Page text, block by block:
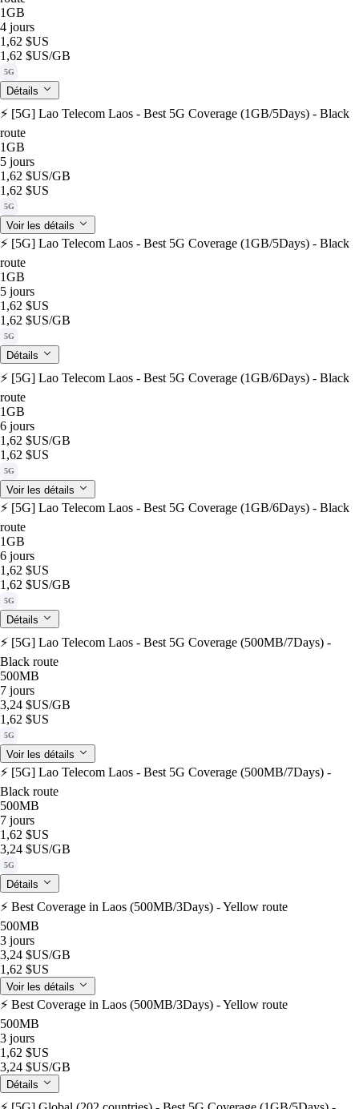
1GB
4 jours
1,62 $US
1,62 $US/GB
5G
Détails
⚡️ [5G] Lao Telecom Laos - Best 5G Coverage (1GB/5Days) - Black
route
1GB
5 jours
1,62 $US/GB
1,62 $US
5G
Voir les détails
⚡️ [5G] Lao Telecom Laos - Best 5G Coverage (1GB/5Days) - Black
route
1GB
5 jours
1,62 $US
1,62 $US/GB
5G
Détails
⚡️ [5G] Lao Telecom Laos - Best 5G Coverage (1GB/6Days) - Black
route
1GB
6 jours
1,62 $US/GB
1,62 $US
5G
Voir les détails
⚡️ [5G] Lao Telecom Laos - Best 5G Coverage (1GB/6Days) - Black
route
1GB
6 jours
1,62 $US
1,62 $US/GB
5G
Détails
⚡️ [5G] Lao Telecom Laos - Best 5G Coverage (500MB/7Days) -
Black route
500MB
7 jours
3,24 $US/GB
1,62 $US
5G
Voir les détails
⚡️ [5G] Lao Telecom Laos - Best 5G Coverage (500MB/7Days) -
Black route
500MB
7 jours
1,62 $US
3,24 $US/GB
5G
Détails
⚡️ Best Coverage in Laos (500MB/3Days) - Yellow route
500MB
3 jours
3,24 $US/GB
1,62 $US
Voir les détails
⚡️ Best Coverage in Laos (500MB/3Days) - Yellow route
500MB
3 jours
1,62 $US
3,24 $US/GB
Détails